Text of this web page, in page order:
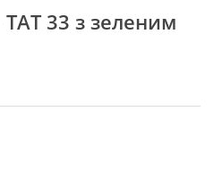
33 з зеленим